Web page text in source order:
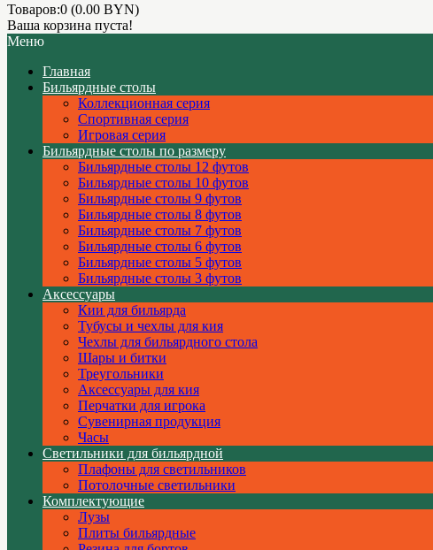
Товаров:0 (0.00 BYN)
Ваша корзина пуста!
Меню
Главная
Бильярдные столы
Коллекционная серия
Спортивная серия
Игровая серия
Бильярдные столы по размеру
Бильярдные столы 12 футов
Бильярдные столы 10 футов
Бильярдные столы 9 футов
Бильярдные столы 8 футов
Бильярдные столы 7 футов
Бильярдные столы 6 футов
Бильярдные столы 5 футов
Бильярдные столы 3 футов
Аксессуары
Кии для бильярда
Тубусы и чехлы для кия
Чехлы для бильярдного стола
Шары и битки
Треугольники
Аксессуары для кия
Перчатки для игрока
Сувенирная продукция
Часы
Светильники для бильярдной
Плафоны для светильников
Потолочные светильники
Комплектующие
Лузы
Плиты бильярдные